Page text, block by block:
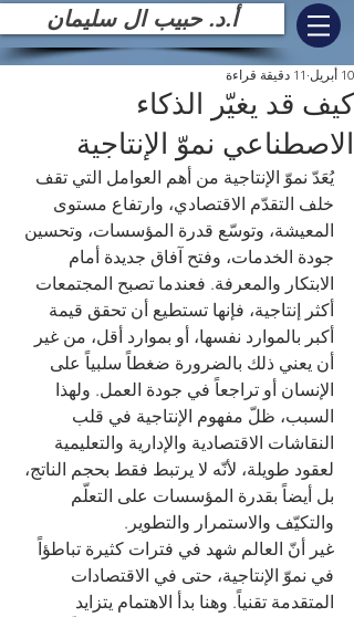
أ.د. حبيب ال سليمان
كيف قد يغيّر الذكاء
الاصطناعي نموّ الإنتاجية
10 أبريل 11 دقيقة قراءة
يُعَدّ نموّ الإنتاجية من أهم العوامل التي تقف
خلف التقدّم الاقتصادي، وارتفاع مستوى
المعيشة، وتوسّع قدرة المؤسسات، وتحسين
جودة الخدمات، وفتح آفاق جديدة أمام
الابتكار والمعرفة. فعندما تصبح المجتمعات
أكثر إنتاجية، فإنها تستطيع أن تحقق قيمة
أكبر بالموارد نفسها، أو بموارد أقل، من غير
أن يعني ذلك بالضرورة ضغطاً سلبياً على
الإنسان أو تراجعاً في جودة العمل. ولهذا
السبب، ظلّ مفهوم الإنتاجية في قلب
النقاشات الاقتصادية والإدارية والتعليمية
لعقود طويلة، لأنّه لا يرتبط فقط بحجم الناتج،
بل أيضاً بقدرة المؤسسات على التعلّم
والتكيّف والاستمرار والتطوير.
غير أنّ العالم شهد في فترات كثيرة تباطؤاً
في نموّ الإنتاجية، حتى في الاقتصادات
المتقدمة تقنياً. وهنا بدأ الاهتمام يتزايد